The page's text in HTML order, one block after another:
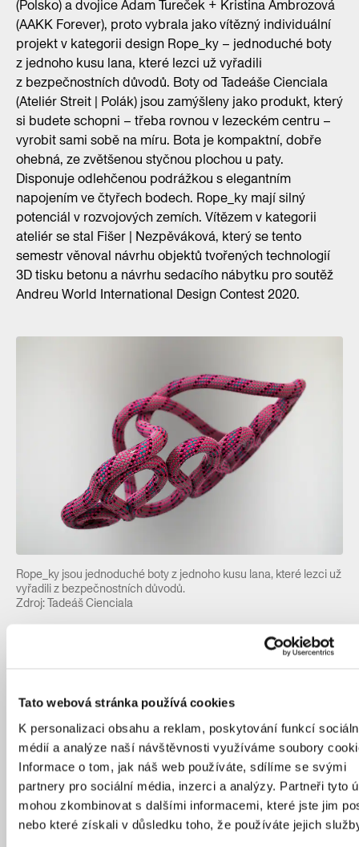
Tato webová stránka používá cookies
K personalizaci obsahu a reklam, poskytování funkcí
médií a analýze naší návštěvnosti využíváme soubory
Informace o tom, jak náš web používáte, sdílíme se svými
partnery pro sociální média, inzerci a analýzy. Partneři tyto
mohou zkombinovat s dalšími informacemi, které jste jim
nebo které získali v důsledku toho, že používáte jejich
(Polsko) a dvojice Adam Tureček + Kristina Ambrozová
(AAKK Forever), proto vybrala jako vítězný individuální
projekt v kategorii design Rope_ky – jednoduché boty
z jednoho kusu lana, které lezci už vyřadili
z bezpečnostních důvodů. Boty od Tadeáše Cienciala
(Ateliér Streit | Polák) jsou zamýšleny jako produkt, který
si budete schopni – třeba rovnou v lezeckém centru –
vyrobit sami sobě na míru. Bota je kompaktní, dobře
ohebná, ze zvětšenou styčnou plochou u paty.
Disponuje odlehčenou podrážkou s elegantním
napojením ve čtyřech bodech. Rope_ky mají silný
potenciál v rozvojových zemích. Vítězem v kategorii
ateliér se stal Fišer | Nezpěváková, který se tento
semestr věnoval návrhu objektů tvořených technologií
3D tisku betonu a návrhu sedacího nábytku pro soutěž
Andreu World International Design Contest 2020.
Rope_ky jsou jednoduché boty z jednoho kusu lana, které lezci už
vyřadili z bezpečnostních důvodů.
Zdroj: Tadeáš Cienciala
Kompletní přehled nominací:
Nominované ateliéry – architektura:
Salzmann | Bečvářová (Město Písek – Na Trubách, Stará
plaská cesta, Železný Újezd – V Úličkách)
Sitta | Chmelová (Praha Vinoř – městské prostory
a krajina, Roztoky u Prahy – Zámecký dvůr, Praha –